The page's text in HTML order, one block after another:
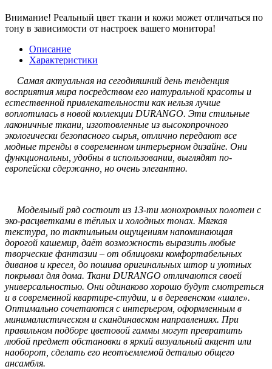
Внимание! Реальный цвет ткани и кожи может отличаться по
тону в зависимости от настроек вашего монитора!
Описание
Характеристики
Самая актуальная на сегодняшний день тенденция
восприятия мира посредством его натуральной красоты и
естественной привлекательности как нельзя лучше
воплотилась в новой коллекции DURANGO. Эти стильные
лаконичные ткани, изготовленные из высокопрочного
экологически безопасного сырья, отлично передают все
модные тренды в современном интерьерном дизайне. Они
функциональны, удобны в использовании, выглядят по-
европейски сдержанно, но очень элегантно.
Модельный ряд состоит из 13-ти монохромных полотен с
эко-расцветками в тёплых и холодных тонах. Мягкая
текстура, по тактильным ощущениям напоминающая
дорогой кашемир, даёт возможность выразить любые
творческие фантазии – от облицовки комфортабельных
диванов и кресел, до пошива оригинальных штор и уютных
покрывал для дома. Ткани DURANGO отличаются своей
универсальностью. Они одинаково хорошо будут смотреться
и в современной квартире-студии, и в деревенском «шале».
Оптимально сочетаются с интерьером, оформленным в
минималистическом и скандинавском направлениях. При
правильном подборе цветовой гаммы могут превратить
любой предмет обстановки в яркий визуальный акцент или
наоборот, сделать его неотъемлемой деталью общего
ансамбля.